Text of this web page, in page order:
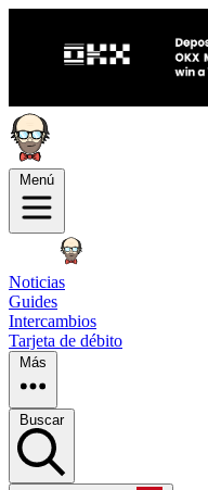
Menú
Noticias
Guides
Intercambios
Tarjeta de débito
Más
Buscar